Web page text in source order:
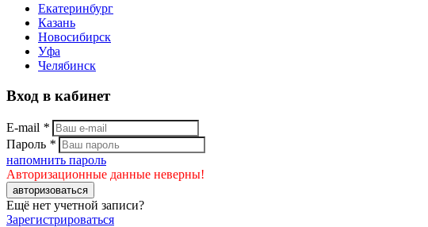
Екатеринбург
Казань
Новосибирск
Уфа
Челябинск
Вход в кабинет
E-mail *
Пароль *
напомнить пароль
Авторизационные данные неверны!
авторизоваться
Ещё нет учетной записи?
Зарегистрироваться